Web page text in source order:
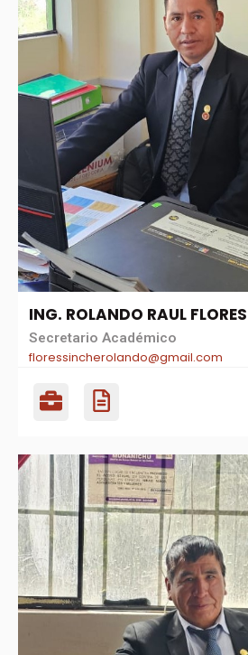
ING. ROLANDO RAUL
Secretario Académico
floressincherolando@gmail.com